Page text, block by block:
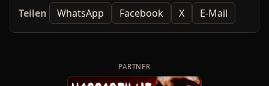
Teilen WhatsApp Facebook X E-Mail
PARTNER